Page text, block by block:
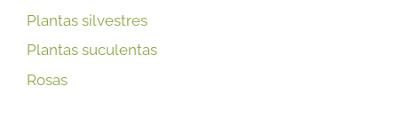
Plantas silvestres
Plantas suculentas
Rosas